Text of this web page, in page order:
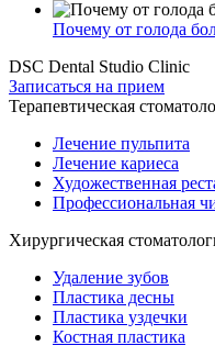
Почему от голода
DSC Dental Studio Clinic
Записаться на прием
Терапевтическая
Лечение пульпита
Лечение кариеса
Художественная
Профессиональная
Хирургическая
Удаление зубов
Пластика десны
Пластика уздечки
Костная пластика